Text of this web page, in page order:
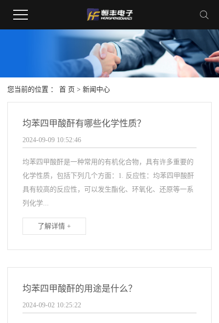
您当前的位置 ： 首 页 > 新闻中心
均苯四甲酸酐有哪些化学性质？
2024-09-09 10:52:46
均苯四甲酸酐是一种常用的有机化合物，具有许多重要的
化学性质，包括下列几个方面：1. 反应性：均苯四甲酸酐
具有较高的反应性，可以发生酯化、环氧化、还原等一系
列化学...
了解详情 +
均苯四甲酸酐的用途是什么？
2024-09-02 10:25:22